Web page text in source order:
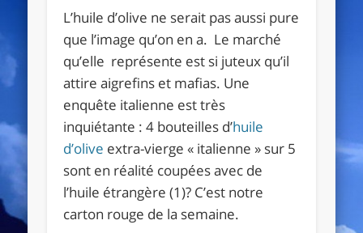
L’huile d’olive ne serait pas aussi pure
que l’image qu’on en a. Le marché
qu’elle représente est si juteux qu’il
attire aigrefins et mafias. Une
enquête italienne est très
inquiétante : 4 bouteilles d’huile
d’olive extra-vierge « italienne » sur 5
sont en réalité coupées avec de
l’huile étrangère (1)? C’est notre
carton rouge de la semaine.